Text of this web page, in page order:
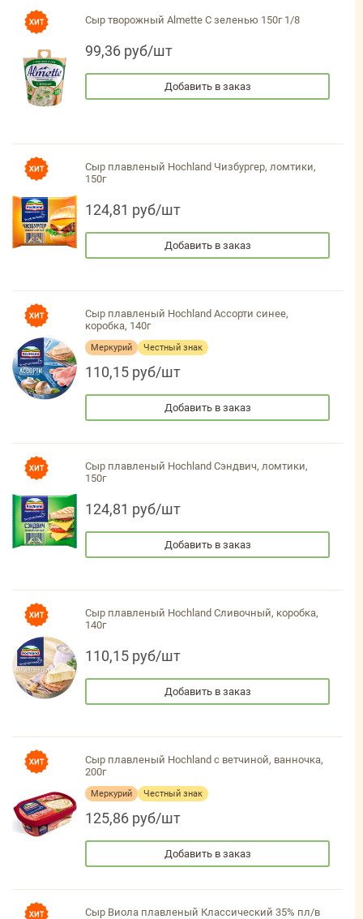
Сыр творожный Almette С зеленью 150г 1/8
99,36 руб/шт
Добавить в заказ
Сыр плавленый Hochland Чизбургер, ломтики,
150г
124,81 руб/шт
Добавить в заказ
Сыр плавленый Hochland Ассорти синее,
коробка, 140г
Меркурий Честный знак
110,15 руб/шт
Добавить в заказ
Сыр плавленый Hochland Сэндвич, ломтики,
150г
124,81 руб/шт
Добавить в заказ
Сыр плавленый Hochland Сливочный, коробка,
140г
110,15 руб/шт
Добавить в заказ
Сыр плавленый Hochland с ветчиной, ванночка,
200г
Меркурий Честный знак
125,86 руб/шт
Добавить в заказ
Сыр Виола плавленый Классический 35% пл/в